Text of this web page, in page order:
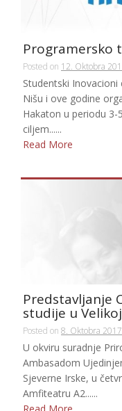
Programersko
Posted on 12. Oktobra
Studentski
Nišu i ove godine
Hakaton u periodu
ciljem......
Read More
Predstavljanje
studije u
Posted on 8. Oktobra
U okviru suradnje
Ambasadom
Sjeverne Irske, u
Amfiteatru A2......